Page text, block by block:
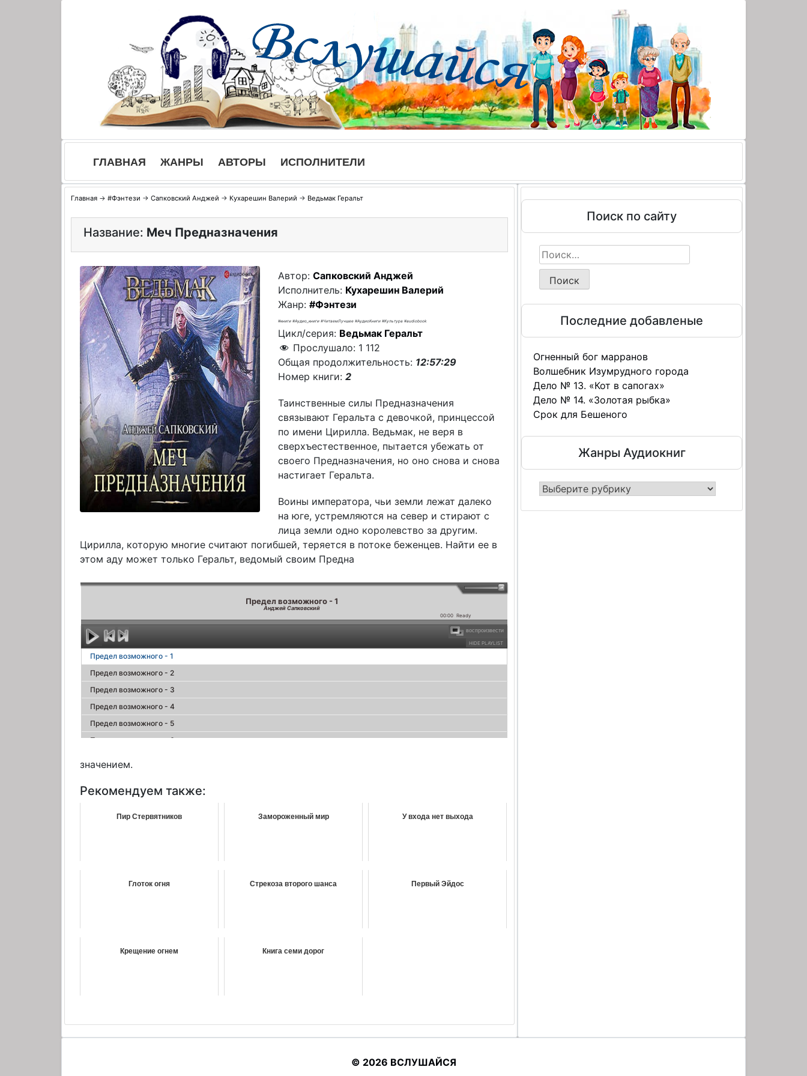
ГЛАВНАЯ ЖАНРЫ АВТОРЫ ИСПОЛНИТЕЛИ
Главная → #Фэнтези → Сапковский Анджей → Кухарешин Валерий → Ведьмак Геральт
Название: Меч Предназначения
Автор: Сапковский Анджей
Исполнитель: Кухарешин Валерий
Жанр: #Фэнтези
#книги #Аудио_книги #ЧитаемЛучшее #АудиоКниги #Культура #audiobook
Цикл/серия: Ведьмак Геральт
Прослушало: 1 112
Общая продолжительность: 12:57:29
Номер книги: 2
Таинственные силы Предназначения
связывают Геральта с девочкой, принцессой
по имени Цирилла. Ведьмак, не веря в
сверхъестественное, пытается убежать от
своего Предназначения, но оно снова и снова
настигает Геральта.
Воины императора, чьи земли лежат далеко
на юге, устремляются на север и стирают с
лица земли одно королевство за другим.
Цирилла, которую многие считают погибшей, теряется в потоке беженцев. Найти ее в
этом аду может только Геральт, ведомый своим Предна
Предел возможного - 1
Анджей Сапковский
00:00 Ready
HIDE PLAYLIST
воспроизвести
Предел возможного - 1
Предел возможного - 2
Предел возможного - 3
Предел возможного - 4
Предел возможного - 5
Предел возможного - 6
Осколок льда - 1
Немного жертвенности - 2
значением.
Рекомендуем также:
Пир Стервятников Замороженный мир У входа нет выхода
Глоток огня Стрекоза второго шанса Первый Эйдос
Крещение огнем Книга семи дорог
Поиск по сайту
Найти:
Последние добавленые
Огненный бог марранов
Волшебник Изумрудного города
Дело № 13. «Кот в сапогах»
Дело № 14. «Золотая рыбка»
Срок для Бешеного
Жанры Аудиокниг
Жанры
© 2026 ВСЛУШАЙСЯ